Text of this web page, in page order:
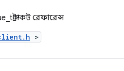
স্ট্রাকট রেফারেন্স
>